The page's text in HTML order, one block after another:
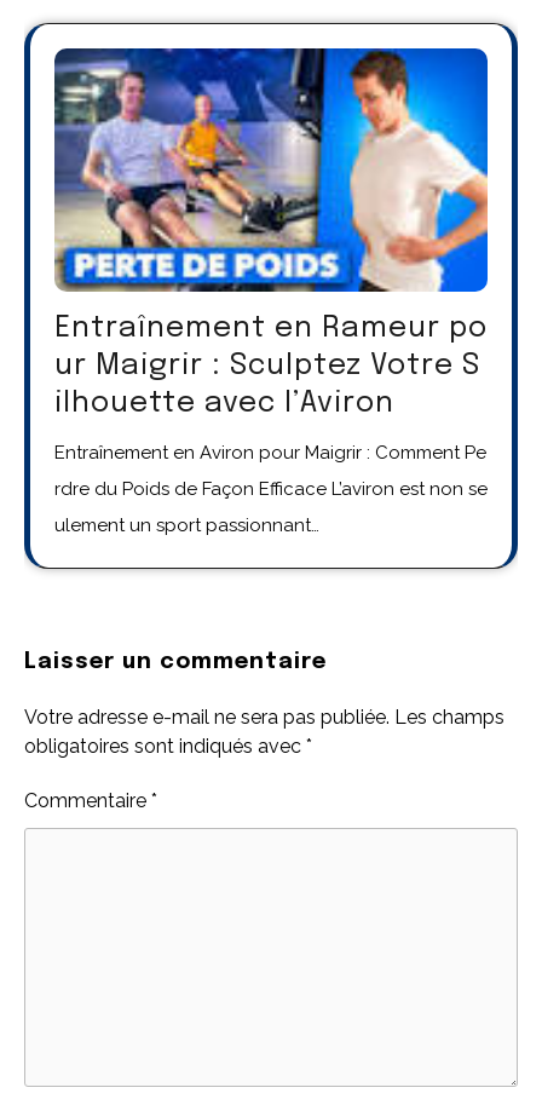
Entraînement en Rameur po
ur Maigrir : Sculptez Votre S
ilhouette avec l’Aviron
Entraînement en Aviron pour Maigrir : Comment Pe
rdre du Poids de Façon Efficace L’aviron est non se
ulement un sport passionnant…
Laisser un commentaire
Votre adresse e-mail ne sera pas publiée. Les champs
obligatoires sont indiqués avec *
Commentaire *